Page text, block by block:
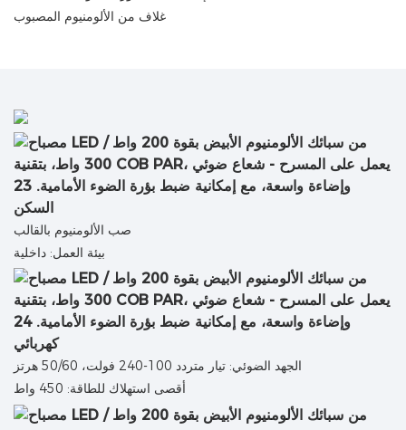
غلاف من الألومنيوم المصبوب
السكن
صب الألومنيوم بالقالب
بيئة العمل: داخلية
كهربائي
الجهد الضوئي: تيار متردد 100-240 فولت، 50/60 هرتز
أقصى استهلاك للطاقة: 450 واط